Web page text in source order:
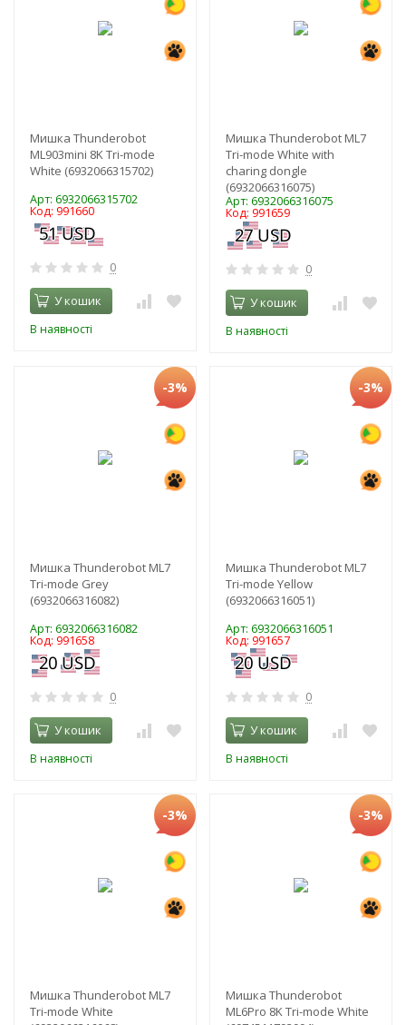
Мишка Thunderobot
ML903mini 8K Tri-mode
White (6932066315702)
Арт: 6932066315702
Код: 991660
0
У кошик
В наявності
Мишка Thunderobot ML7
Tri-mode White with
charing dongle
(6932066316075)
Арт: 6932066316075
Код: 991659
0
У кошик
В наявності
-3%
Мишка Thunderobot ML7
Tri-mode Grey
(6932066316082)
Арт: 6932066316082
Код: 991658
0
У кошик
В наявності
-3%
Мишка Thunderobot ML7
Tri-mode Yellow
(6932066316051)
Арт: 6932066316051
Код: 991657
0
У кошик
В наявності
-3%
Мишка Thunderobot ML7
Tri-mode White
-3%
Мишка Thunderobot
ML6Pro 8K Tri-mode White